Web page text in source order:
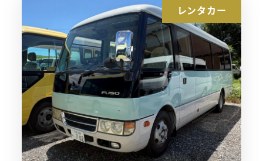
レンタカー